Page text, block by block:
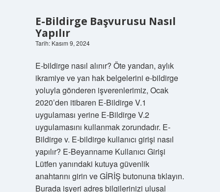
E-Bildirge Başvurusu Nasıl
Yapılır
Tarih: Kasım 9, 2024
E-bildirge nasıl alınır? Öte yandan, aylık
ikramiye ve yan hak belgelerini e-bildirge
yoluyla gönderen işverenlerimiz, Ocak
2020’den itibaren E-Bildirge V.1
uygulaması yerine E-Bildirge V.2
uygulamasını kullanmak zorundadır. E-
Bildirge v. E-bildirge kullanıcı girişi nasıl
yapılır? E-Beyanname Kullanıcı Girişi
Lütfen yanındaki kutuya güvenlik
anahtarını girin ve GİRİŞ butonuna tıklayın.
Burada işyeri adres bilgilerinizi ulusal